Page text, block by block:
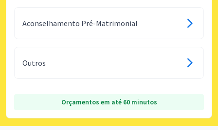
Aconselhamento Pré-Matrimonial
Outros
Orçamentos em até 60 minutos